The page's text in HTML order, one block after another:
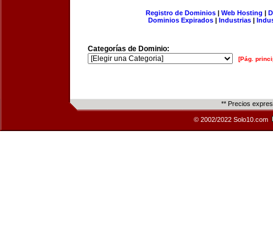
Registro de Dominios| Web Hosting |
Dominios Expirados | Industrias |
Categorías de Dominio:
[Pág.
** Precios
© 2002/2022 Solo10.com